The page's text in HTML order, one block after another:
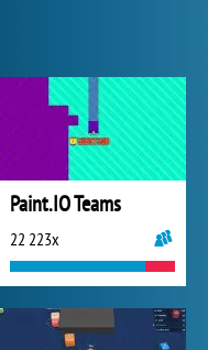
Paint.IO Teams
22 223x